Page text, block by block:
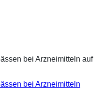
bei Arzneimitteln